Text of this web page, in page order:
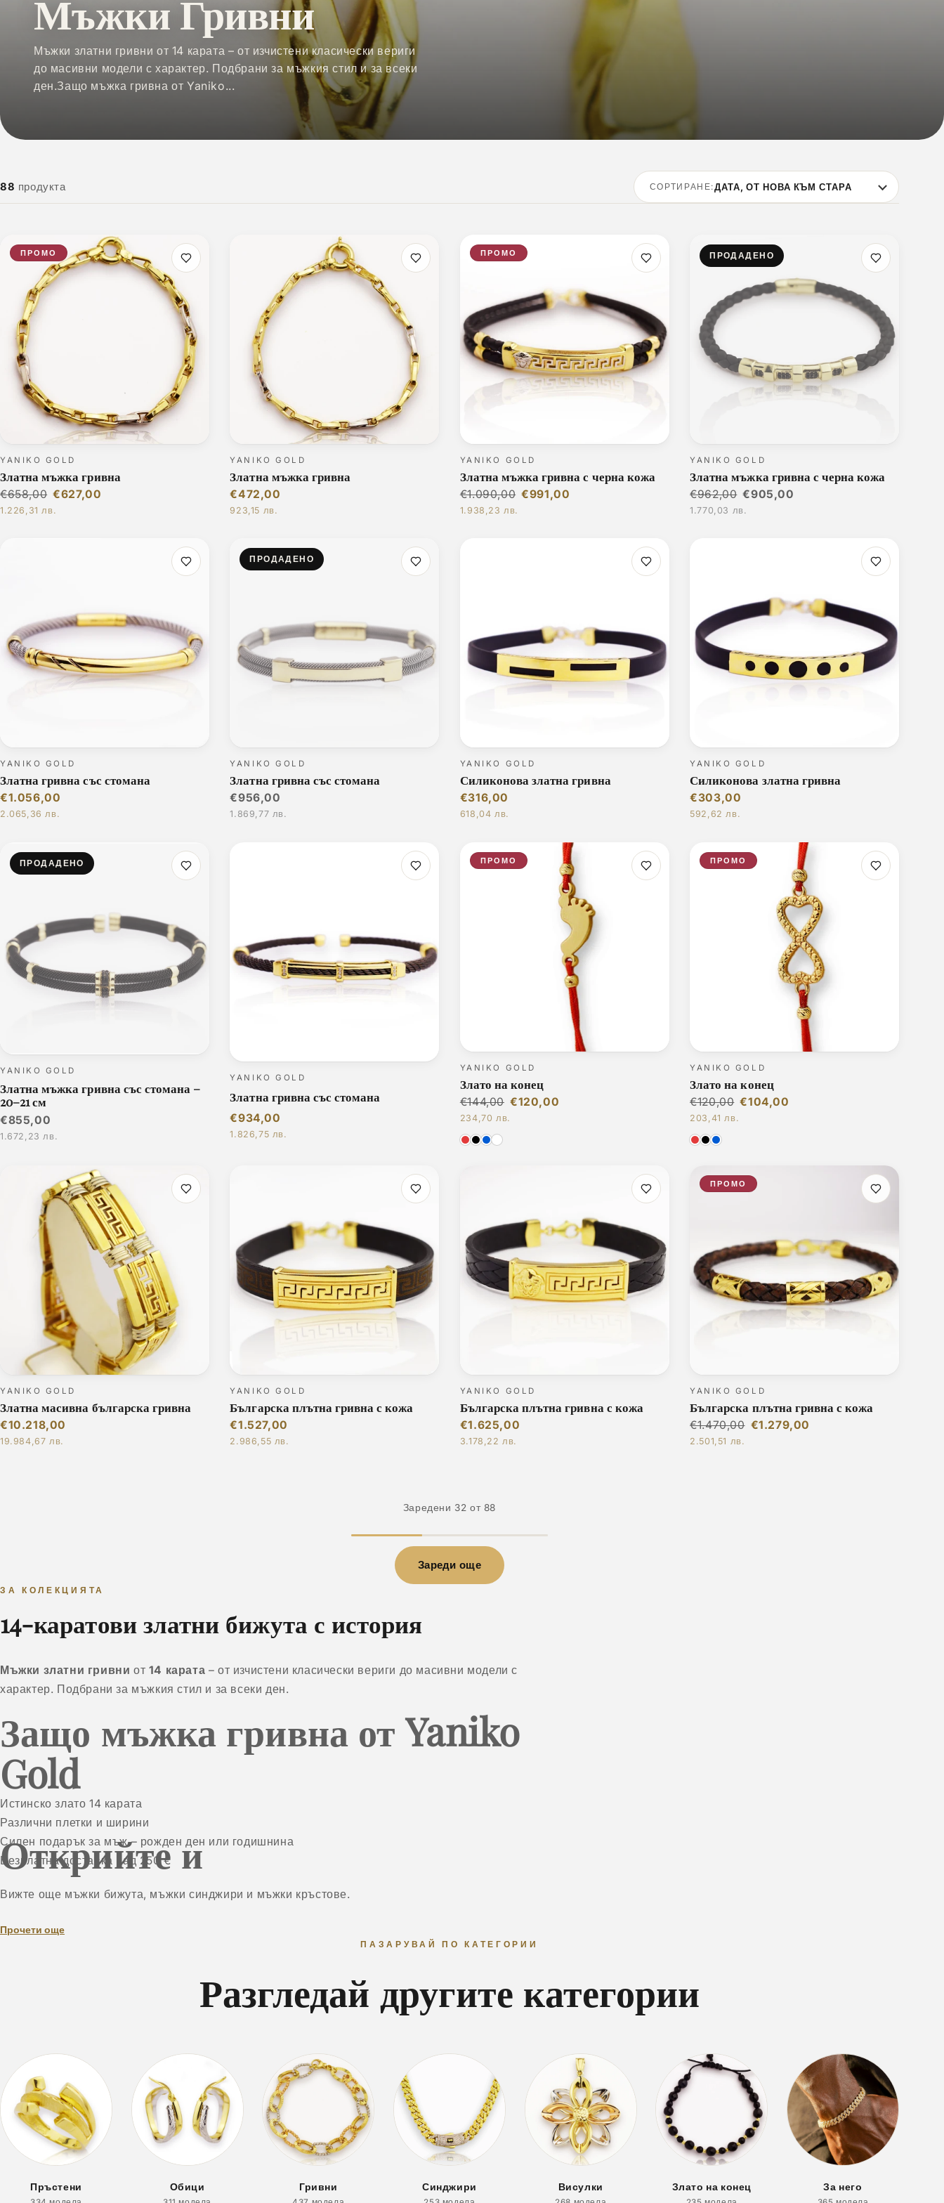
Мъжки Гривни
Мъжки златни гривни от 14 карата – от изчистени класически вериги
до масивни модели с характер. Подбрани за мъжкия стил и за всеки
ден.Защо мъжка гривна от Yaniko...
88 продукта СОРТИРАНЕ:
ПРОМО
YANIKO GOLD
Златна мъжка гривна
€658,00 €627,00
1.226,31 лв.
YANIKO GOLD
Златна мъжка гривна
€472,00
923,15 лв.
ПРОМО
YANIKO GOLD
Златна мъжка гривна с черна кожа
€1.090,00 €991,00
1.938,23 лв.
ПРОДАДЕНО
YANIKO GOLD
Златна мъжка гривна с черна кожа
€962,00 €905,00
1.770,03 лв.
YANIKO GOLD
Златна гривна със стомана
€1.056,00
2.065,36 лв.
ПРОДАДЕНО
YANIKO GOLD
Златна гривна със стомана
€956,00
1.869,77 лв.
YANIKO GOLD
Силиконова златна гривна
€316,00
618,04 лв.
YANIKO GOLD
Силиконова златна гривна
€303,00
592,62 лв.
ПРОДАДЕНО
YANIKO GOLD
Златна мъжка гривна със стомана –
20–21 см
€855,00
1.672,23 лв.
YANIKO GOLD
Златна гривна със стомана
€934,00
1.826,75 лв.
ПРОМО
YANIKO GOLD
Злато на конец
€144,00 €120,00
234,70 лв.
ПРОМО
YANIKO GOLD
Злато на конец
€120,00 €104,00
203,41 лв.
YANIKO GOLD
Златна масивна българска гривна
€10.218,00
19.984,67 лв.
YANIKO GOLD
Българска плътна гривна с кожа
€1.527,00
2.986,55 лв.
YANIKO GOLD
Българска плътна гривна с кожа
€1.625,00
3.178,22 лв.
ПРОМО
YANIKO GOLD
Българска плътна гривна с кожа
€1.470,00 €1.279,00
2.501,51 лв.
Заредени 32 от 88
Зареди още
ЗА КОЛЕКЦИЯТА
14-каратови златни бижута с история
Мъжки златни гривни от 14 карата – от изчистени класически вериги до масивни модели с
характер. Подбрани за мъжкия стил и за всеки ден.
Защо мъжка гривна от Yaniko
Gold
Истинско злато 14 карата
Различни плетки и ширини
Силен подарък за мъж – рожден ден или годишнина
Безплатна доставка над 250 €
Открийте и
Вижте още мъжки бижута, мъжки синджири и мъжки кръстове.
Прочети още
ПАЗАРУВАЙ ПО КАТЕГОРИИ
Разгледай другите категории
Пръстени Обици Гривни Синджири Висулки Злато на конец За него